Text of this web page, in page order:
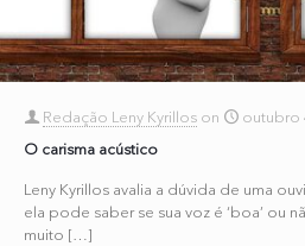
Redação Leny Kyrillos on
outubro
O carisma acústico
Leny Kyrillos avalia a dúvida de uma
ela pode saber se sua voz é ‘boa’ ou
muito […]